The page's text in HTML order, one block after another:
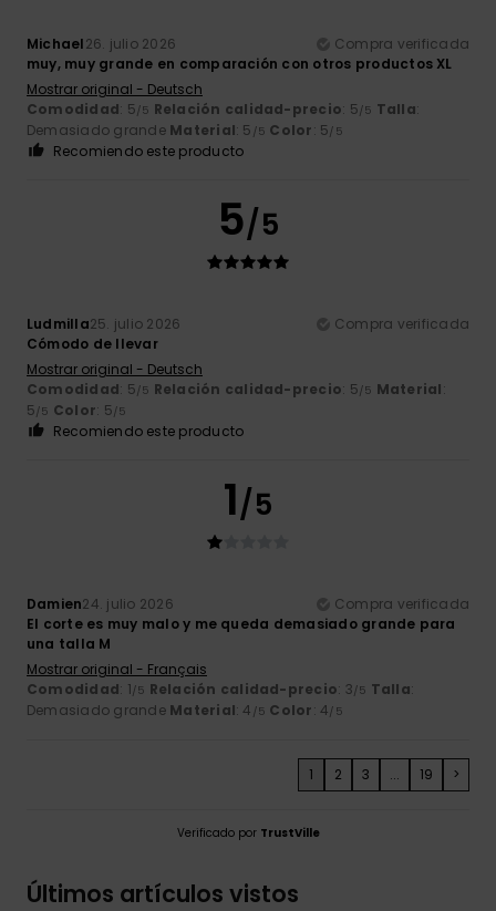
Michael26. julio 2026
Compra verificada
muy, muy grande en comparación con otros productos XL
Mostrar original - Deutsch
Comodidad: 5 /5 Relación calidad-precio: 5 /5 Talla:
Demasiado grande Material: 5 /5 Color: 5 /5
Recomiendo este producto
5/5
Ludmilla25. julio 2026
Compra verificada
Cómodo de llevar
Mostrar original - Deutsch
Comodidad: 5 /5 Relación calidad-precio: 5 /5 Material:
5 /5 Color: 5 /5
Recomiendo este producto
1/5
Damien24. julio 2026
Compra verificada
El corte es muy malo y me queda demasiado grande para
una talla M
Mostrar original - Français
Comodidad: 1 /5 Relación calidad-precio: 3 /5 Talla:
Demasiado grande Material: 4 /5 Color: 4 /5
1 2 3 ... 19 >
Verificado por TrustVille
Últimos artículos vistos